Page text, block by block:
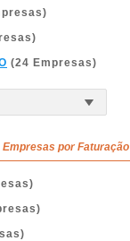
(24 Empresas)
por Faturação